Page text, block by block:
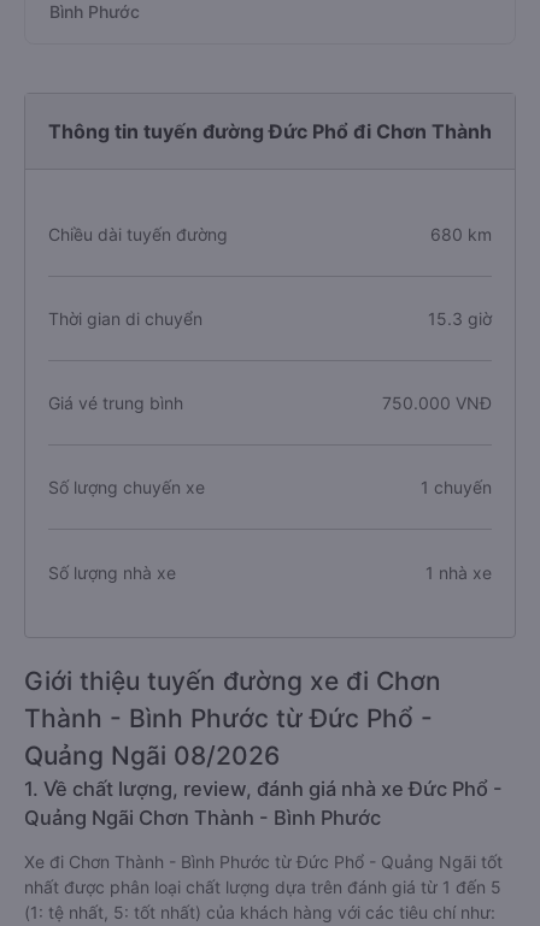
Bình Phước
Thông tin tuyến đường Đức Phổ đi Chơn Thành
Chiều dài tuyến đường 680 km
Thời gian di chuyển 15.3 giờ
Giá vé trung bình 750.000 VNĐ
Số lượng chuyến xe 1 chuyến
Số lượng nhà xe 1 nhà xe
Giới thiệu tuyến đường xe đi Chơn
Thành - Bình Phước từ Đức Phổ -
Quảng Ngãi 08/2026
1. Về chất lượng, review, đánh giá nhà xe Đức Phổ -
Quảng Ngãi Chơn Thành - Bình Phước
Xe đi Chơn Thành - Bình Phước từ Đức Phổ - Quảng Ngãi tốt
nhất được phân loại chất lượng dựa trên đánh giá từ 1 đến 5
(1: tệ nhất, 5: tốt nhất) của khách hàng với các tiêu chí như: